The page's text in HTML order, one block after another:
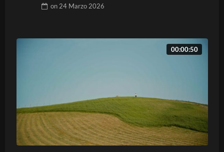
on 24 Marzo 2026
00:00:50